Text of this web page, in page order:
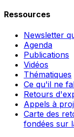
Ressources
Newsletter
Agenda
Publications
Vidéos
Thématiques
Ce qu'il ne
Retours
Appels à
Carte des
fondées sur